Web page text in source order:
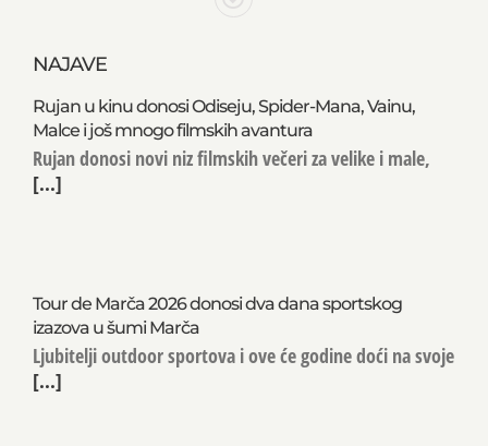
NAJAVE
Rujan u kinu donosi Odiseju, Spider-Mana, Vainu,
Malce i još mnogo filmskih avantura
Rujan donosi novi niz filmskih večeri za velike i male,
[...]
Tour de Marča 2026 donosi dva dana sportskog
izazova u šumi Marča
Ljubitelji outdoor sportova i ove će godine doći na svoje
[...]